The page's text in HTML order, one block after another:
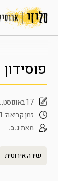
פוסידון
17 באוגוסט, 2022
זמן קריאה: 1 דקות
מאתנ.ב.
שירה אירוטית